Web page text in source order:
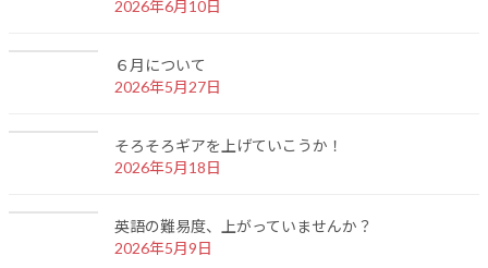
2026年6月10日
６月について
2026年5月27日
そろそろギアを上げていこうか！
2026年5月18日
英語の難易度、上がっていませんか？
2026年5月9日